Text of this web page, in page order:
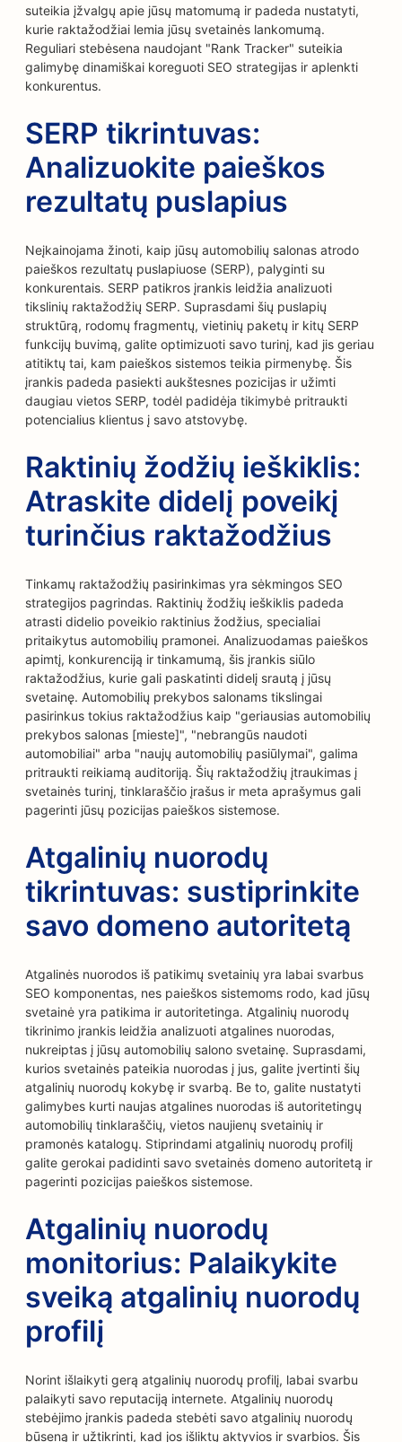
suteikia įžvalgų apie jūsų matomumą ir padeda nustatyti,
kurie raktažodžiai lemia jūsų svetainės lankomumą.
Reguliari stebėsena naudojant "Rank Tracker" suteikia
galimybę dinamiškai koreguoti SEO strategijas ir aplenkti
konkurentus.
SERP tikrintuvas:
Analizuokite paieškos
rezultatų puslapius
Neįkainojama žinoti, kaip jūsų automobilių salonas atrodo
paieškos rezultatų puslapiuose (SERP), palyginti su
konkurentais. SERP patikros įrankis leidžia analizuoti
tikslinių raktažodžių SERP. Suprasdami šių puslapių
struktūrą, rodomų fragmentų, vietinių paketų ir kitų SERP
funkcijų buvimą, galite optimizuoti savo turinį, kad jis geriau
atitiktų tai, kam paieškos sistemos teikia pirmenybę. Šis
įrankis padeda pasiekti aukštesnes pozicijas ir užimti
daugiau vietos SERP, todėl padidėja tikimybė pritraukti
potencialius klientus į savo atstovybę.
Raktinių žodžių ieškiklis:
Atraskite didelį poveikį
turinčius raktažodžius
Tinkamų raktažodžių pasirinkimas yra sėkmingos SEO
strategijos pagrindas. Raktinių žodžių ieškiklis padeda
atrasti didelio poveikio raktinius žodžius, specialiai
pritaikytus automobilių pramonei. Analizuodamas paieškos
apimtį, konkurenciją ir tinkamumą, šis įrankis siūlo
raktažodžius, kurie gali paskatinti didelį srautą į jūsų
svetainę. Automobilių prekybos salonams tikslingai
pasirinkus tokius raktažodžius kaip "geriausias automobilių
prekybos salonas [mieste]", "nebrangūs naudoti
automobiliai" arba "naujų automobilių pasiūlymai", galima
pritraukti reikiamą auditoriją. Šių raktažodžių įtraukimas į
svetainės turinį, tinklaraščio įrašus ir meta aprašymus gali
pagerinti jūsų pozicijas paieškos sistemose.
Atgalinių nuorodų
tikrintuvas: sustiprinkite
savo domeno autoritetą
Atgalinės nuorodos iš patikimų svetainių yra labai svarbus
SEO komponentas, nes paieškos sistemoms rodo, kad jūsų
svetainė yra patikima ir autoritetinga. Atgalinių nuorodų
tikrinimo įrankis leidžia analizuoti atgalines nuorodas,
nukreiptas į jūsų automobilių salono svetainę. Suprasdami,
kurios svetainės pateikia nuorodas į jus, galite įvertinti šių
atgalinių nuorodų kokybę ir svarbą. Be to, galite nustatyti
galimybes kurti naujas atgalines nuorodas iš autoritetingų
automobilių tinklaraščių, vietos naujienų svetainių ir
pramonės katalogų. Stiprindami atgalinių nuorodų profilį
galite gerokai padidinti savo svetainės domeno autoritetą ir
pagerinti pozicijas paieškos sistemose.
Atgalinių nuorodų
monitorius: Palaikykite
sveiką atgalinių nuorodų
profilį
Norint išlaikyti gerą atgalinių nuorodų profilį, labai svarbu
palaikyti savo reputaciją internete. Atgalinių nuorodų
stebėjimo įrankis padeda stebėti savo atgalinių nuorodų
būseną ir užtikrinti, kad jos išliktų aktyvios ir svarbios. Šis